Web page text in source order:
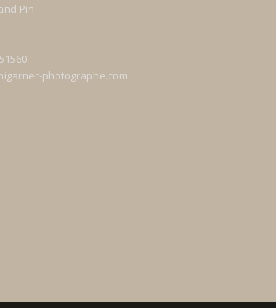
Pin
photographe.com